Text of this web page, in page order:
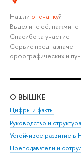
Нашли опечатку?
Выделите её, нажмите
Спасибо за участие!
Сервис предназначен
орфографических и
О ВЫШКЕ
Цифры и факты
Руководство и структура
Устойчивое развитие
Преподаватели и